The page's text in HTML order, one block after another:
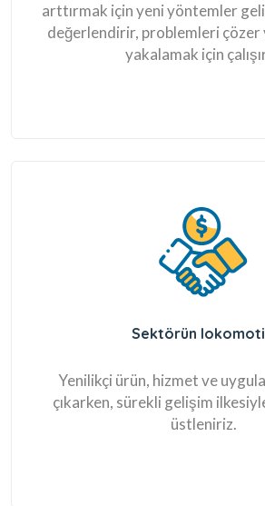
arttırmak için yeni yöntemler
değerlendirir, problemleri çözer
yakalamak için
Sektörün
Yenilikçi ürün, hizmet ve
çıkarken, sürekli gelişim
üstleniriz.